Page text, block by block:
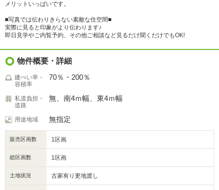
メリットいっぱいです。
■写真では伝わりきらない素敵な住空間■
実際に見ると印象がより伝わります♪
即日見学やご内覧予約、その他ご相談など見るだけ聞くだけでもOK!
物件概要・詳細
建ぺい率・
容積率
70％・200％
私道負担・
道路
無、南4ｍ幅、東4ｍ幅
用途地域 無指定
販売区画数 1区画
総区画数 1区画
土地状況 古家有り更地渡し